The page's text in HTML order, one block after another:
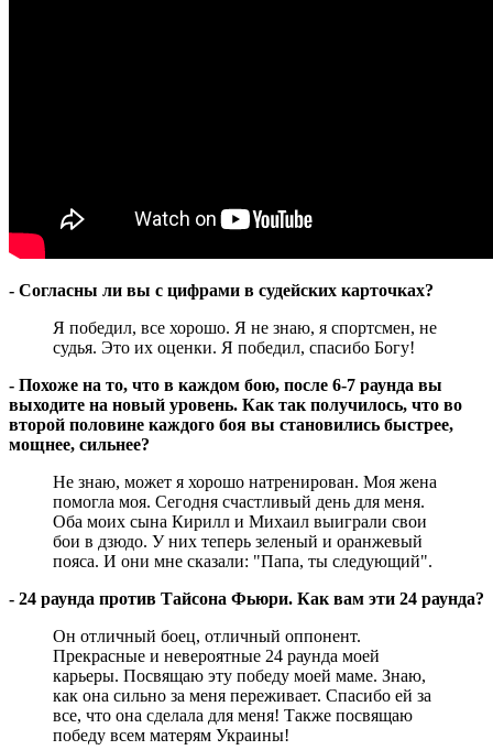
- Согласны ли вы с цифрами в судейских карточках?
Я победил, все хорошо. Я не знаю, я спортсмен, не
судья. Это их оценки. Я победил, спасибо Богу!
- Похоже на то, что в каждом бою, после 6-7 раунда вы
выходите на новый уровень. Как так получилось, что во
второй половине каждого боя вы становились быстрее,
мощнее, сильнее?
Не знаю, может я хорошо натренирован. Моя жена
помогла моя. Сегодня счастливый день для меня.
Оба моих сына Кирилл и Михаил выиграли свои
бои в дзюдо. У них теперь зеленый и оранжевый
пояса. И они мне сказали: "Папа, ты следующий".
- 24 раунда против Тайсона Фьюри. Как вам эти 24 раунда?
Он отличный боец, отличный оппонент.
Прекрасные и невероятные 24 раунда моей
карьеры. Посвящаю эту победу моей маме. Знаю,
как она сильно за меня переживает. Спасибо ей за
все, что она сделала для меня! Также посвящаю
победу всем матерям Украины!